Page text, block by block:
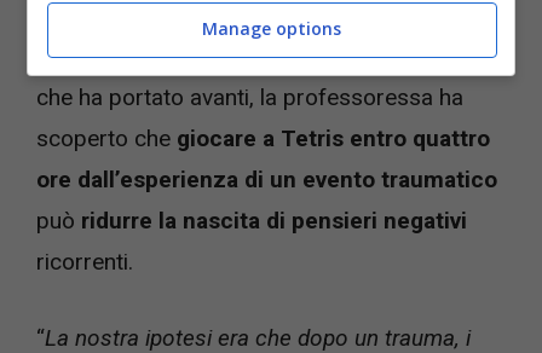
comportamentali che possono prevenire
questo tipo di ricordi. Tra i vari esperimenti
che ha portato avanti, la professoressa ha
scoperto che giocare a Tetris entro quattro
ore dall’esperienza di un evento traumatico
può ridurre la nascita di pensieri negativi
ricorrenti.
“La nostra ipotesi era che dopo un trauma, i
Manage options